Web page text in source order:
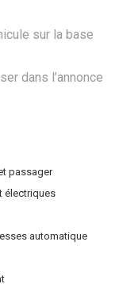
sur la base
dans l’annonce
passager
électriques
automatique